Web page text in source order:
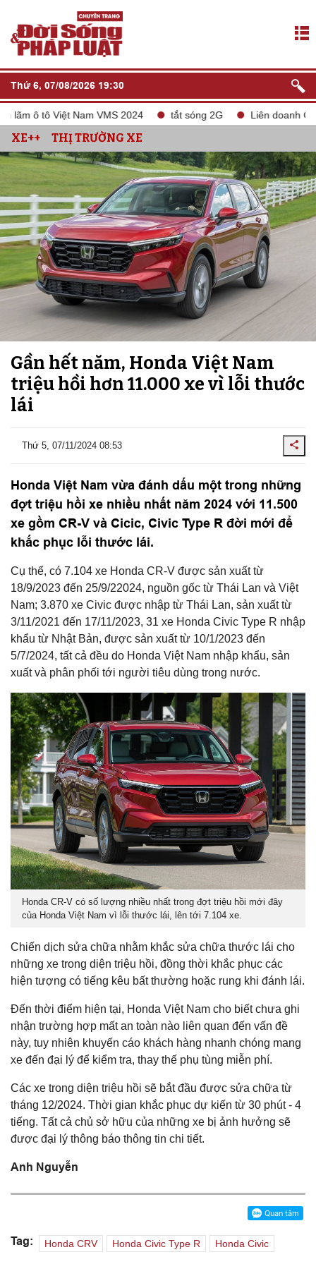
Thứ 6, 07/08/2026 19:30
ô tô Việt Nam VMS 2024 tắt sóng 2G Liên doanh
XE++ THỊ TRƯỜNG XE
Gần hết năm, Honda Việt Nam
triệu hồi hơn 11.000 xe vì lỗi thước
lái
Thứ 5, 07/11/2024 08:53
Honda Việt Nam vừa đánh dấu một trong những
đợt triệu hồi xe nhiều nhất năm 2024 với 11.500
xe gồm CR-V và Cicic, Civic Type R đời mới để
khắc phục lỗi thước lái.
Cụ thể, có 7.104 xe Honda CR-V được sản xuất từ
18/9/2023 đến 25/9/22024, nguồn gốc từ Thái Lan và Việt
Nam; 3.870 xe Civic được nhập từ Thái Lan, sản xuất từ
3/11/2021 đến 17/11/2023, 31 xe Honda Civic Type R nhập
khẩu từ Nhật Bản, được sản xuất từ 10/1/2023 đến
5/7/2024, tất cả đều do Honda Việt Nam nhập khẩu, sản
xuất và phân phối tới người tiêu dùng trong nước.
Honda CR-V có số lượng nhiều nhất trong đợt triệu hồi mới đây
của Honda Việt Nam vì lỗi thước lái, lên tới 7.104 xe.
Chiến dịch sửa chữa nhằm khắc sửa chữa thước lái cho
những xe trong diện triệu hồi, đồng thời khắc phục các
hiện tượng có tiếng kêu bất thường hoặc rung khi đánh lái.
Đến thời điểm hiện tại, Honda Việt Nam cho biết chưa ghi
nhận trường hợp mất an toàn nào liên quan đến vấn đề
này, tuy nhiên khuyến cáo khách hàng nhanh chóng mang
xe đến đại lý để kiểm tra, thay thế phụ tùng miễn phí.
Các xe trong diện triệu hồi sẽ bắt đầu được sửa chữa từ
tháng 12/2024. Thời gian khắc phục dự kiến từ 30 phút - 4
tiếng. Tất cả chủ sở hữu của những xe bị ảnh hưởng sẽ
được đại lý thông báo thông tin chi tiết.
Anh Nguyễn
Tag: Honda CRV Honda Civic Type R Honda Civic